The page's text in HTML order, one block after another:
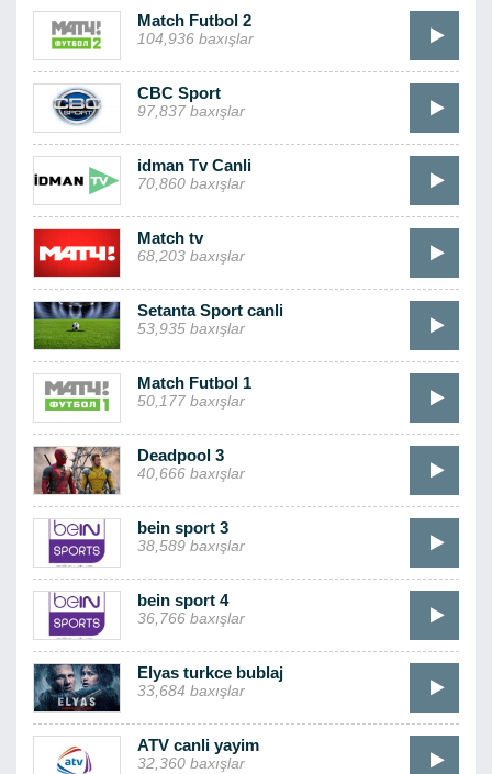
Match Futbol 2
104,936 baxışlar
CBC Sport
97,837 baxışlar
idman Tv Canli
70,860 baxışlar
Match tv
68,203 baxışlar
Setanta Sport canli
53,935 baxışlar
Match Futbol 1
50,177 baxışlar
Deadpool 3
40,666 baxışlar
bein sport 3
38,589 baxışlar
bein sport 4
36,766 baxışlar
Elyas turkce bublaj
33,684 baxışlar
ATV canli yayim
32,360 baxışlar